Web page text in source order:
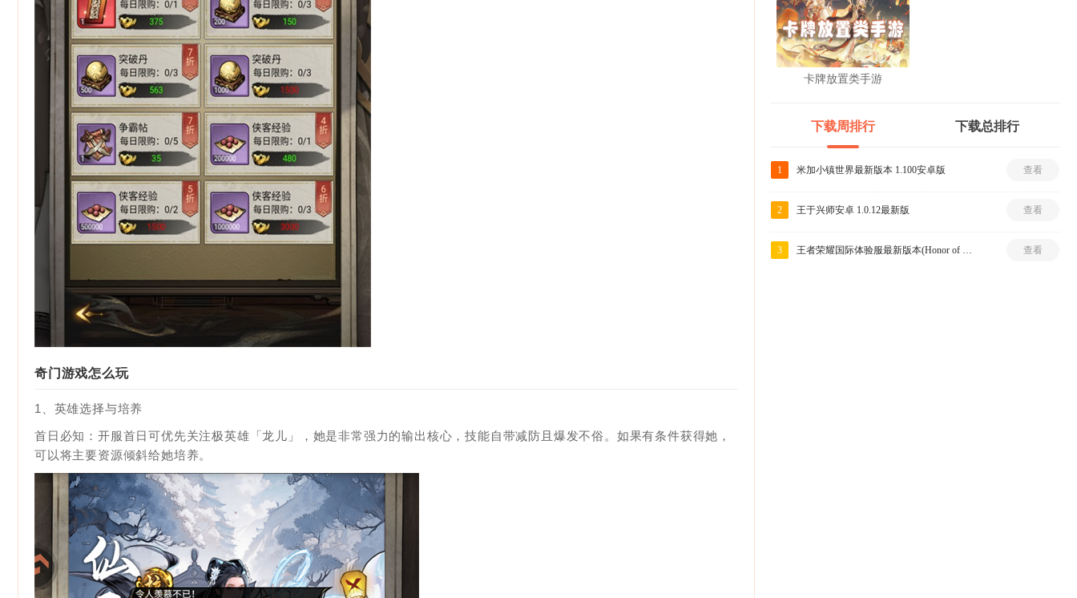
奇门游戏怎么玩
1、英雄选择与培养
首日必知：开服首日可优先关注极英雄「龙儿」，她是非常强力的输出核心，技能自带减防且爆发不俗。如果有条件获得她，
可以将主要资源倾斜给她培养。
卡牌放置类手游
下载周排行 下载总排行
1 查看
米加小镇世界最新版本 1.100安卓版
2 查看
王于兴师安卓 1.0.12最新版
3 查看
王者荣耀国际体验服最新版本(Honor of Kings-Beta) 11.20.1.6安卓版